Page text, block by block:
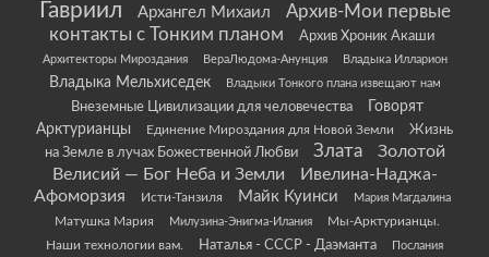
Гавриил
Архангел Михаил
Архив-Мои первые
контакты с Тонким планом
Архив Хроник Акаши
Архитекторы Мироздания ВераЛюдома-Анунция Владыка Илларион
Владыка Мельхиседек Владыки Тонкого плана извещают нам
Внеземные Цивилизации для человечества
Говорят
Арктурианцы
Единение Мироздания для Новой Земли
Жизнь
на Земле в лучах Божественной Любви
Злата
Золотой
Велисий — Бог Неба и Земли
Ивелина-Наджа-
Афоморзия
Исти-Танзиля Майк Куинси Мария Магдалина
Матушка Мария Милузина-Энигма-Илания
Мы-Арктурианцы.
Наши технологии вам.
Наталья - СССР - Даэманта
Послания